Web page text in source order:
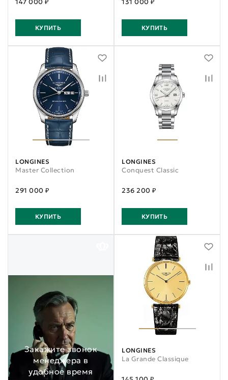
147 000 ₽
КУПИТЬ
131 000 ₽
КУПИТЬ
LONGINES
Master Collection
291 000 ₽
КУПИТЬ
LONGINES
Conquest Classic
236 200 ₽
КУПИТЬ
Закажите звонок
менеджера в
удобное время
LONGINES
La Grande Classique